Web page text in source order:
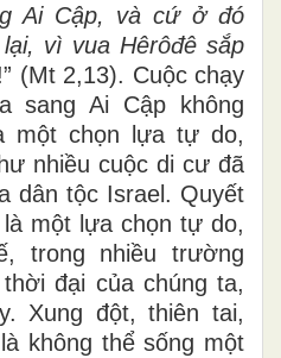
Ai Cập, và cứ ở đó
vì vua Hêrôđê sắp
(Mt 2,13). Cuộc chạy
sang Ai Cập không
một chọn lựa tự do,
nhiều cuộc di cư đã
dân tộc Israel. Quyết
một lựa chọn tự do,
, trong nhiều trường
đại của chúng ta,
Xung đột, thiên tai,
không thể sống một